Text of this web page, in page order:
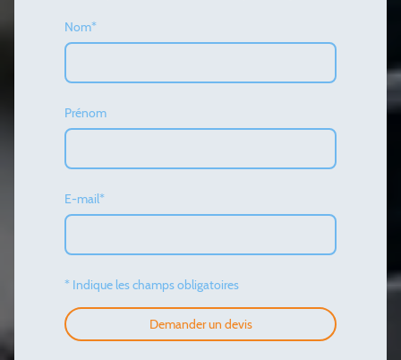
Nom*
Prénom
E-mail*
* Indique les champs obligatoires
Demander un devis